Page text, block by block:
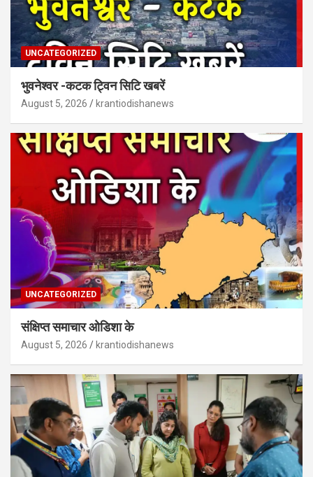
UNCATEGORIZED
भुवनेश्वर -कटक ट्विन सिटि खबरें
August 5, 2026 krantiodishanews
UNCATEGORIZED
संक्षिप्त समाचार ओडिशा के
August 5, 2026 krantiodishanews